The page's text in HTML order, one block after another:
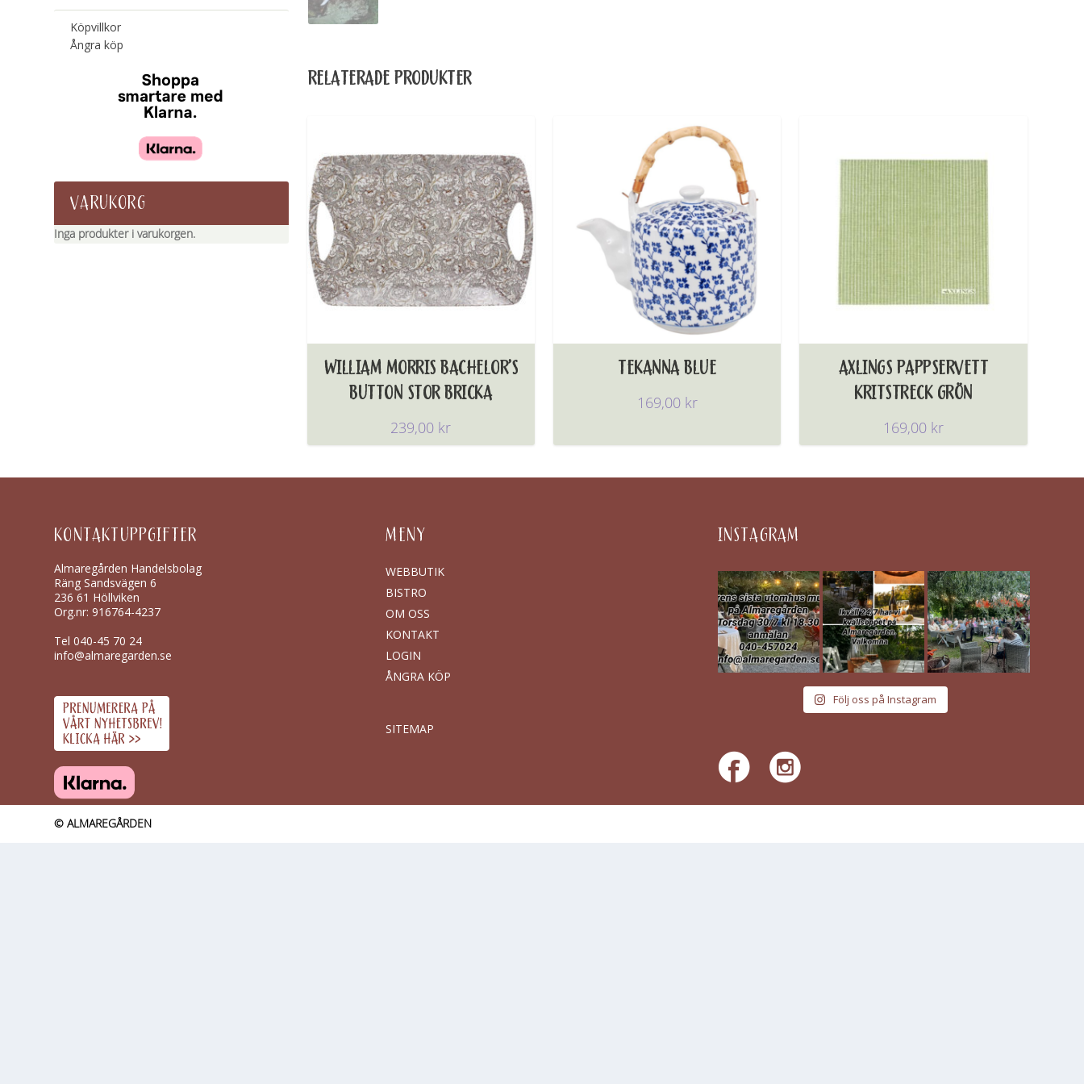
RELATERADE PRODUKTER
WILLIAM MORRIS BACHELOR’S
BUTTON STOR BRICKA
239,00 kr
TEKANNA BLUE
169,00 kr
AXLINGS PAPPSERVETT
KRITSTRECK GRÖN
169,00 kr
Köpvillkor
Ångra köp
VARUKORG
Inga produkter i varukorgen.
KONTAKTUPPGIFTER
Almaregården Handelsbolag
Räng Sandsvägen 6
236 61 Höllviken
Org.nr: 916764-4237
Tel040-45 70 24
info@almaregarden.se
MENY
WEBBUTIK
BISTRO
OM OSS
KONTAKT
LOGIN
ÅNGRA KÖP
SITEMAP
INSTAGRAM
Följ oss på Instagram
© ALMAREGÅRDEN